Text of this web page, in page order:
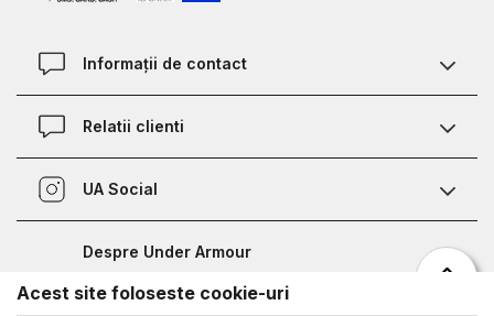
Informații de contact
Contact
Defineste marimea
Nota de informare prelucrare date competitii sportive
Relatii clienti
Termeni si conditii
Certificat garantie incaltaminte
UA Social
Despre Under Armour
Despre noi
Acest site foloseste cookie-uri